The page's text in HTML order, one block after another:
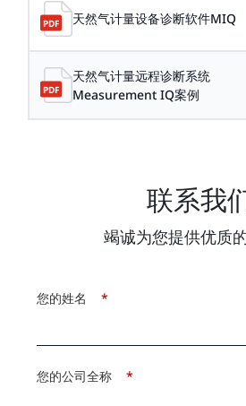
天然气计量设备诊断软件MIQ
天然气计量远程诊断系统
Measurement IQ案例
联系我
竭诚为您提供优质
*
您的姓名
*
您的公司全称